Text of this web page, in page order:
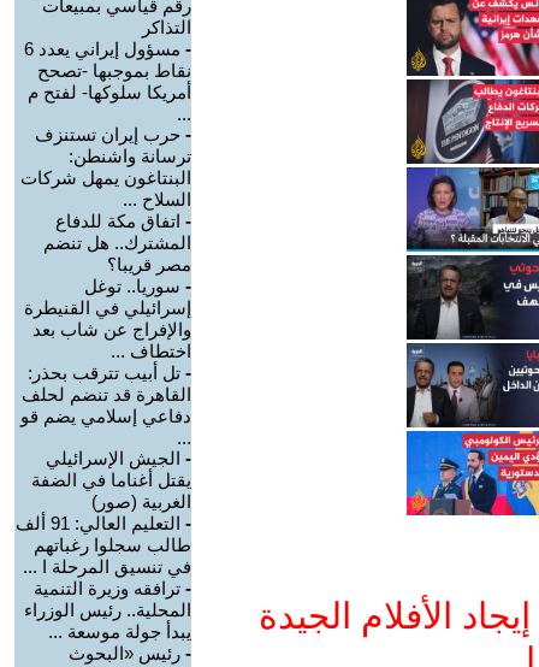
الأفلام الجيدة
رقم قياسي بمبيعات
التذاكر
-
مسؤول إيراني يعدد 6
نقاط بموجبها -تصحح
أمريكا سلوكها- لفتح م
...
- حرب إيران تستنزف
ترسانة واشنطن:
البنتاغون يمهل شركات
السلاح ...
- اتفاق مكة للدفاع
المشترك.. هل تنضم
مصر قريبا؟
- سوريا.. توغل
إسرائيلي في القنيطرة
والإفراج عن شاب بعد
اختطاف ...
- تل أبيب تترقب بحذر:
القاهرة قد تنضم لحلف
دفاعي إسلامي يضم قو
...
- الجيش الإسرائيلي
يقتل أغناما في الضفة
الغربية (صور)
-
التعليم العالي: 91 ألف
طالب سجلوا رغباتهم
في تنسيق المرحلة ا ...
- ترافقه وزيرة التنمية
المحلية.. رئيس الوزراء
يبدأ جولة موسعة ...
- رئيس «البحوث